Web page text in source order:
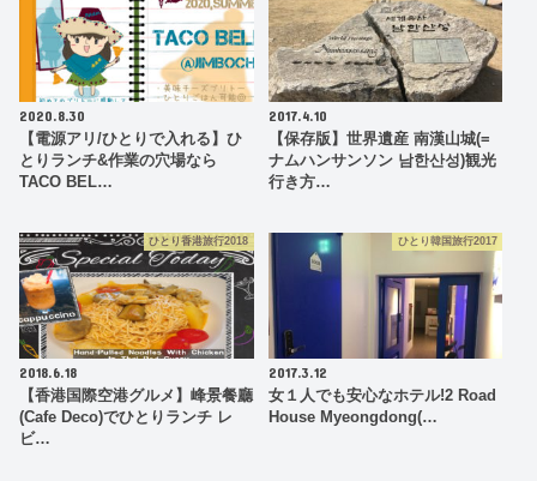
2020.8.30
【電源アリ/ひとりで入れる】ひ
とりランチ&作業の穴場なら
TACO BEL…
2017.4.10
【保存版】世界遺産 南漢山城(=
ナムハンサンソン 남한산성)観光
行き方…
ひとり香港旅行2018
2018.6.18
【香港国際空港グルメ】峰景餐廳
(Cafe Deco)でひとりランチ レ
ビ…
ひとり韓国旅行2017
2017.3.12
女１人でも安心なホテル!2 Road
House Myeongdong(…